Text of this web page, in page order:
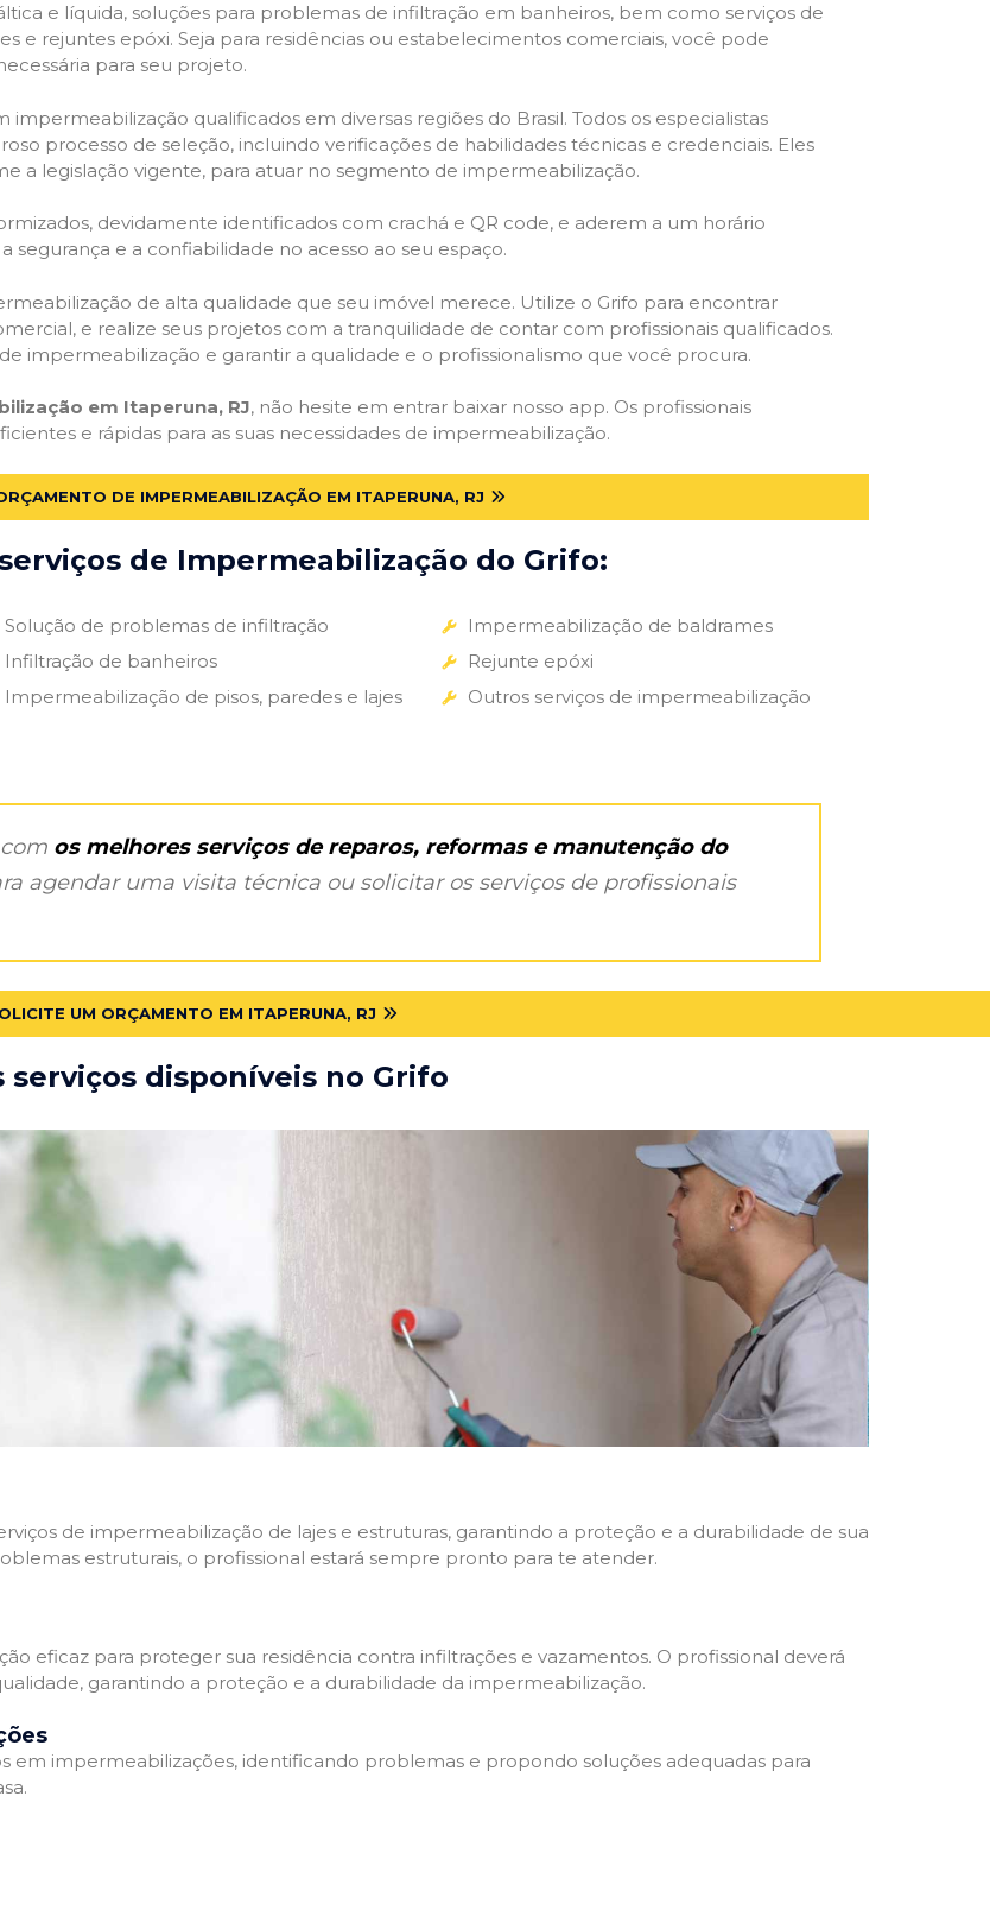
e líquida, soluções para problemas de infiltração em banheiros, bem como serviços de
e rejuntes epóxi. Seja para residências ou estabelecimentos comerciais, você pode
para seu projeto.
qualificados em diversas regiões do Brasil. Todos os especialistas
processo de seleção, incluindo verificações de habilidades técnicas e credenciais. Eles
a legislação vigente, para atuar no segmento de impermeabilização.
devidamente identificados com crachá e QR code, e aderem a um horário
e a confiabilidade no acesso ao seu espaço.
de alta qualidade que seu imóvel merece. Utilize o Grifo para encontrar
e realize seus projetos com a tranquilidade de contar com profissionais qualificados.
impermeabilização e garantir a qualidade e o profissionalismo que você procura.
em Itaperuna, RJ, não hesite em entrar baixar nosso app. Os profissionais
e rápidas para as suas necessidades de impermeabilização.
DE IMPERMEABILIZAÇÃO EM ITAPERUNA, RJ
de Impermeabilização do Grifo:
Solução de problemas de infiltração
Infiltração de banheiros
Impermeabilização de pisos, paredes e lajes
Impermeabilização de baldrames
Rejunte epóxi
Outros serviços de impermeabilização
os melhores serviços de reparos, reformas e manutenção do
agendar uma visita técnica ou solicitar os serviços de profissionais
UM ORÇAMENTO EM ITAPERUNA, RJ
serviços disponíveis no Grifo
de impermeabilização de lajes e estruturas, garantindo a proteção e a durabilidade de sua
estruturais, o profissional estará sempre pronto para te atender.
eficaz para proteger sua residência contra infiltrações e vazamentos. O profissional deverá
garantindo a proteção e a durabilidade da impermeabilização.
impermeabilizações, identificando problemas e propondo soluções adequadas para